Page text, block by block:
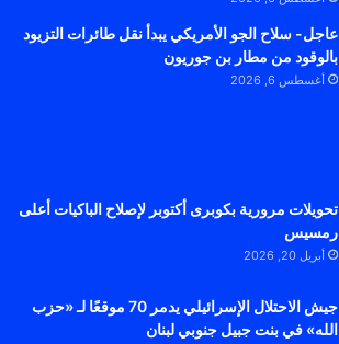
عاجل- سلاح الجو الأمريكي يبدأ نقل طائرات التزيود
بالوقود من مطار بن جوريون
أغسطس 6, 2026
تحويلات مرورية بكوبرى أكتوبر لإصلاح الباكيات أعلى
رمسيس
أبريل 20, 2026
جيش الاحتلال الإسرائيلي يدمر 70 موقعًا لـ «حزب
الله» في بنت جبيل جنوبي لبنان